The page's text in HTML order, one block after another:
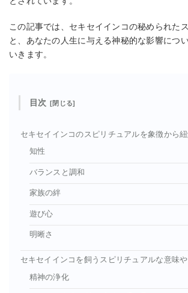
この記事では、セキセイインコの秘められた
と、あなたの人生に与える神秘的な影響につ
いきます。
目次
セキセイインコのスピリチュアルを象徴から紐
知性
バランスと調和
家族の絆
遊び心
明晰さ
セキセイインコを飼うスピリチュアルな意味や
精神の浄化